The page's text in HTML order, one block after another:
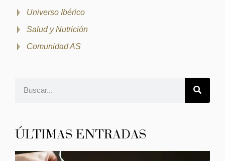
Universo Ibérico
Salud y Nutrición
Comunidad AS
ÚLTIMAS ENTRADAS